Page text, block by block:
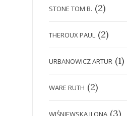
STONE TOM B. (2)
THEROUX PAUL (2)
URBANOWICZ ARTUR (1)
WARE RUTH (2)
WIŚNIEWSKA ILONA (3)